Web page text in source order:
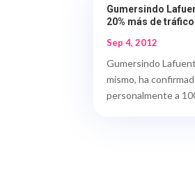
Gumersindo
20% más de
Sep 4, 2012
Gumersindo
mismo, ha
personalmente a